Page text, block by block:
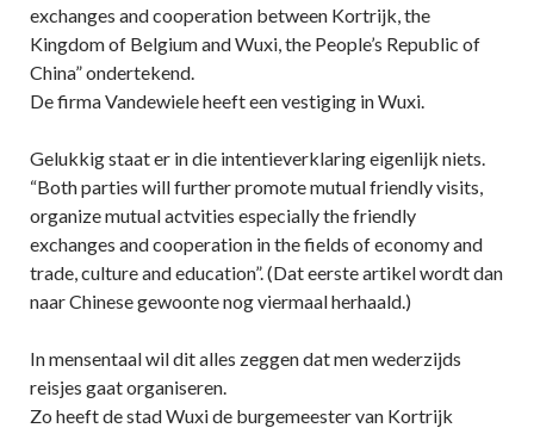
exchanges and cooperation between Kortrijk, the
Kingdom of Belgium and Wuxi, the People’s Republic of
China” ondertekend.
De firma Vandewiele heeft een vestiging in Wuxi.
Gelukkig staat er in die intentieverklaring eigenlijk niets.
“Both parties will further promote mutual friendly visits,
organize mutual actvities especially the friendly
exchanges and cooperation in the fields of economy and
trade, culture and education”. (Dat eerste artikel wordt dan
naar Chinese gewoonte nog viermaal herhaald.)
In mensentaal wil dit alles zeggen dat men wederzijds
reisjes gaat organiseren.
Zo heeft de stad Wuxi de burgemeester van Kortrijk